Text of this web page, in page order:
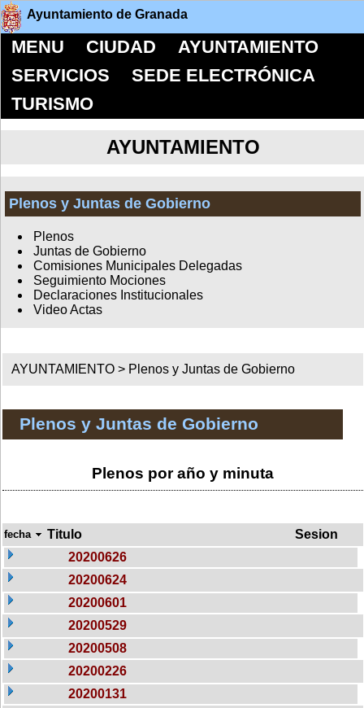
Ayuntamiento de Granada
MENU CIUDAD
AYUNTAMIENTO
SERVICIOS
SEDE ELECTRÓNICA
TURISMO
AYUNTAMIENTO
Plenos y Juntas de Gobierno
Plenos
Juntas de Gobierno
Comisiones Municipales Delegadas
Seguimiento Mociones
Declaraciones Institucionales
Video Actas
AYUNTAMIENTO > Plenos y Juntas de Gobierno
Plenos y Juntas de Gobierno
Plenos por año y minuta
fecha Titulo
Sesion
20200626
20200624
20200601
20200529
20200508
20200226
20200131